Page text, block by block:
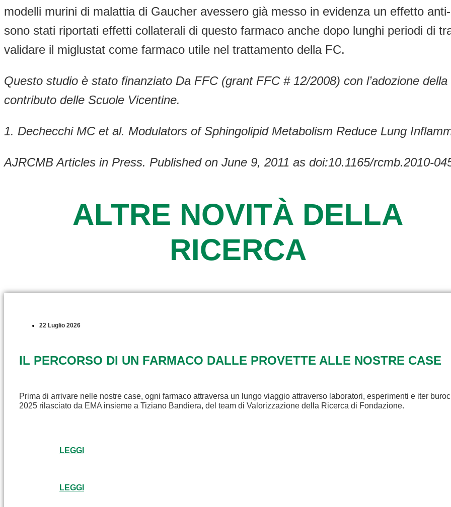
modelli murini di malattia di Gaucher avessero già messo in evidenza un effetto
sono stati riportati effetti collaterali di questo farmaco anche dopo lunghi periodi di
validare il miglustat come farmaco utile nel trattamento della FC.
Questo studio è stato finanziato Da FFC (grant FFC # 12/2008) con l’adozione della
contributo delle Scuole Vicentine.
1. Dechecchi MC et al. Modulators of Sphingolipid Metabolism Reduce Lung
AJRCMB Articles in Press. Published on June 9, 2011 as doi:10.1165/rcmb.2010-
ALTRE NOVITÀ DELLA
RICERCA
22 Luglio 2026
IL PERCORSO DI UN FARMACO DALLE PROVETTE ALLE NOSTRE CASE
Prima di arrivare nelle nostre case, ogni farmaco attraversa un lungo viaggio attraverso laboratori, esperimenti e iter
2025 rilasciato da EMA insieme a Tiziano Bandiera, del team di Valorizzazione della Ricerca di Fondazione.
LEGGI
LEGGI